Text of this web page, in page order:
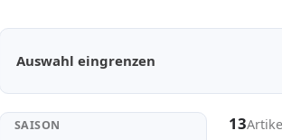
Auswahl eingrenzen
SAISON
Passende Reifen in 255/45 R22
13